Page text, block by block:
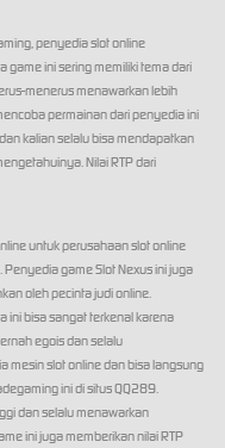
penyedia slot online
ini sering memiliki tema dari
menerus menawarkan lebih
permainan dari penyedia ini
kalian selalu bisa mendapatkan
Nilai RTP dari
untuk perusahaan slot online
game Slot Nexus ini juga
oleh pecinta judi online.
ini bisa sangat terkenal karena
egois dan selalu
mesin slot online dan bisa langsung
ini di situs QQ289.
dan selalu menawarkan
ini juga memberikan nilai RTP